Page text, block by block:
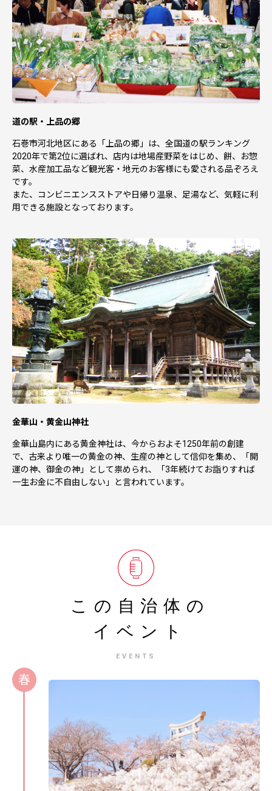
道の駅・上品の郷
石巻市河北地区にある「上品の郷」は、全国道の駅ランキング
2020年で第2位に選ばれ、店内は地場産野菜をはじめ、餅、お惣
菜、水産加工品など観光客・地元のお客様にも愛される品ぞろえ
です。
また、コンビニエンスストアや日帰り温泉、足湯など、気軽に利
用できる施設となっております。
金華山・黄金山神社
金華山島内にある黄金神社は、今からおよそ1250年前の創建
で、古来より唯一の黄金の神、生産の神として信仰を集め、「開
運の神、御金の神」として祟められ、「3年続けてお詣りすれば
一生お金に不自由しない」と言われています。
この自治体の
イベント
EVENTS
春